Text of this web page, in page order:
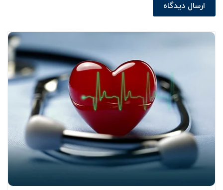
ارسال دیدگاه